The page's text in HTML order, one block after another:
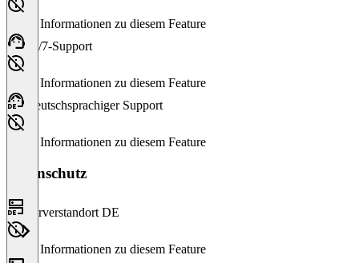
Keine Informationen zu diesem Feature
24/7-Support
Keine Informationen zu diesem Feature
Deutschsprachiger Support
Keine Informationen zu diesem Feature
Datenschutz
Serverstandort DE
Keine Informationen zu diesem Feature